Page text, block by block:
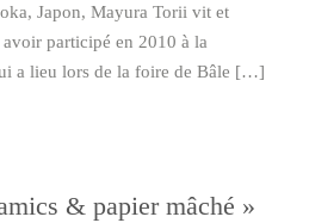
Japon, Mayura Torii vit et
participé en 2010 à la
a lieu lors de la foire de Bâle […]
& papier mâché »